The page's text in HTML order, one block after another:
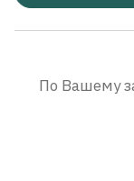
Экранизации
По Вашему